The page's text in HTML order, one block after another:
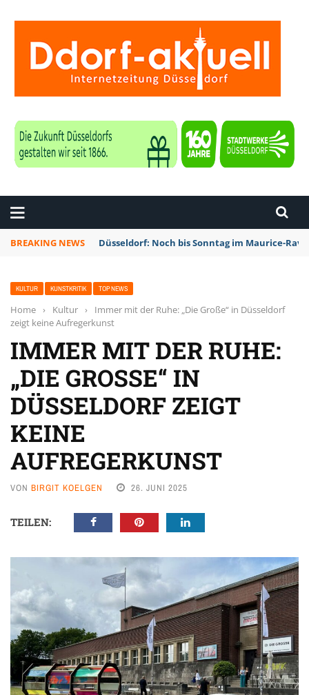
BREAKING NEWS Düsseldorf: Noch bis Sonntag im Maurice-
KULTUR KUNSTKRITIK TOP NEWS
Home › Kultur ›
Immer mit der Ruhe: „Die Große“ in Düsseldorf
zeigt keine Aufregerkunst
IMMER MIT DER RUHE:
„DIE GROSSE“ IN D
ÜSSELDORF ZEIGT K
EINE A
UFREGERKUNST
VON BIRGIT KOELGEN 26. JUNI 2025
TEILEN: